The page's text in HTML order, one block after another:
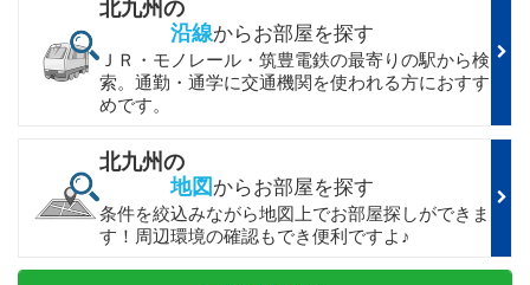
北九州の
沿線からお部屋を探す
ＪＲ・モノレール・筑豊電鉄の最寄りの駅から検
索。通勤・通学に交通機関を使われる方におすす
めです。
北九州の
地図 からお部屋を探す
条件を絞込みながら地図上でお部屋探しができま
す！周辺環境の確認もでき便利ですよ♪